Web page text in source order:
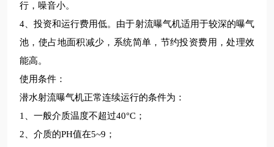
行，噪音小。
4 、投资和运行费用低。由于射流曝气机适用于较深的曝气
池，使占地面积减少，系统简单，节约投资费用，处理效
能高。
使用条件：
潜水射流曝气机正常连续运行的条件为：
1
、一般介质温度不超过40°C ；
2 、介质的PH值在5~9 ；